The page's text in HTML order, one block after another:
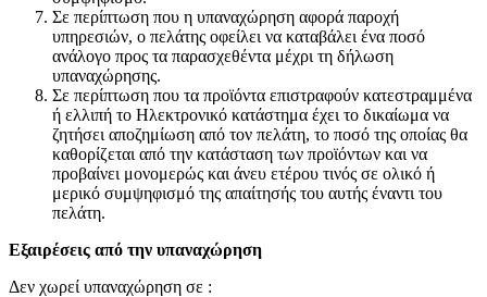
Σε περίπτωση που η υπαναχώρηση αφορά παροχή
υπηρεσιών, ο πελάτης οφείλει να καταβάλει ένα ποσό
ανάλογο προς τα παρασχεθέντα μέχρι τη δήλωση
υπαναχώρησης.
Σε περίπτωση που τα προϊόντα επιστραφούν κατεστραμμένα
ή ελλιπή το Ηλεκτρονικό κατάστημα έχει το δικαίωμα να
ζητήσει αποζημίωση από τον πελάτη, το ποσό της οποίας θα
καθορίζεται από την κατάσταση των προϊόντων και να
προβαίνει μονομερώς και άνευ ετέρου τινός σε ολικό ή
μερικό συμψηφισμό της απαίτησής του αυτής έναντι του
πελάτη.
Εξαιρέσεις από την υπαναχώρηση
Δεν χωρεί υπαναχώρηση σε :